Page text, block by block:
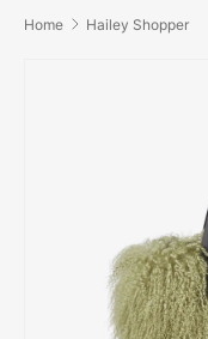
Home Hailey Shopper
Ga direct naar
Afbeelding 2 is nu